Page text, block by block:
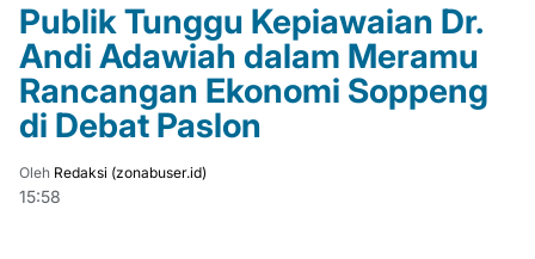
Publik Tunggu Kepiawaian Dr.
Andi Adawiah dalam Meramu
Rancangan Ekonomi Soppeng
di Debat Paslon
Oleh Redaksi (zonabuser.id)
15:58